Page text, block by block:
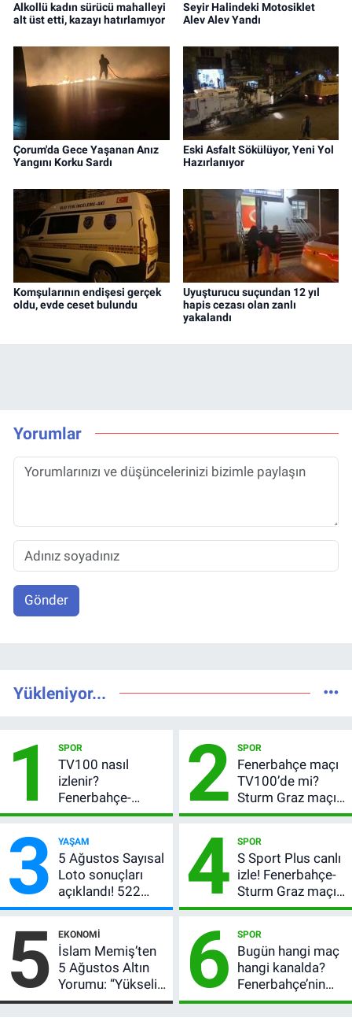
Alkollü kadın sürücü mahalleyi
alt üst etti, kazayı hatırlamıyor
Seyir Halindeki Motosiklet
Alev Alev Yandı
Çorum'da Gece Yaşanan Anız
Yangını Korku Sardı
Eski Asfalt Sökülüyor, Yeni Yol
Hazırlanıyor
Komşularının endişesi gerçek
oldu, evde ceset bulundu
Uyuşturucu suçundan 12 yıl
hapis cezası olan zanlı
yakalandı
Yorumlar
Gönder
Yükleniyor...
1 SPOR
TV100 nasıl
izlenir?
Fenerbahçe-
Sturm Graz maçı
bilgileri
2 SPOR
Fenerbahçe maçı
TV100’de mi?
Sturm Graz maçı
hangi kanalda,
3 YAŞAM
5 Ağustos Sayısal
Loto sonuçları
açıklandı! 522
milyon TL devretti
4 SPOR
S Sport Plus canlı
izle! Fenerbahçe-
Sturm Graz maçı
nasıl izlenir?
5 EKONOMI
İslam Memiş’ten
5 Ağustos Altın
Yorumu: “Yükseliş
Beklentim Devam
6 SPOR
Bugün hangi maç
hangi kanalda?
Fenerbahçe’nin
Avrupa sınavı